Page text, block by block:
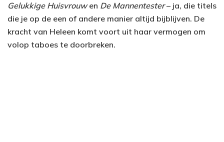
Gelukkige Huisvrouwen De Mannentester– ja, die titels
die je op de een of andere manier altijd bijblijven. De
kracht van Heleen komt voort uit haar vermogen om
volop taboes te doorbreken.